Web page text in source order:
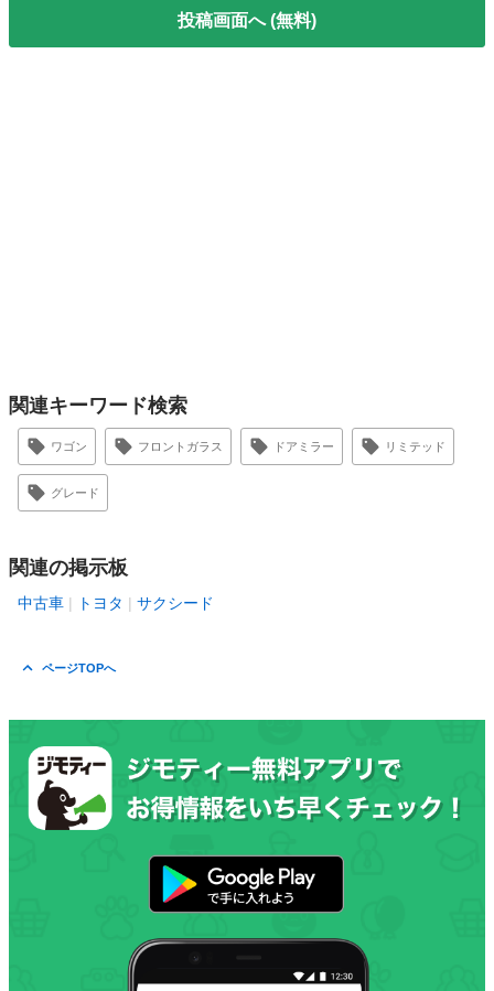
投稿画面へ (無料)
関連キーワード検索
ワゴン フロントガラス ドアミラー リミテッド
グレード
関連の掲示板
中古車 トヨタ サクシード
ページTOPへ